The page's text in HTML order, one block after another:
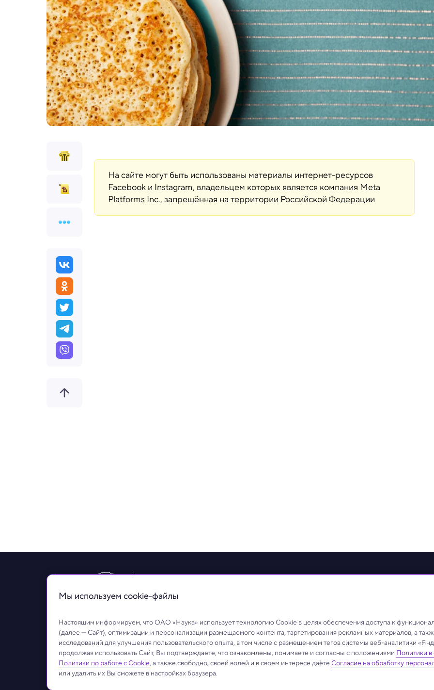
На сайте могут быть использованы материалы интернет-ресурсов
Facebook и Instagram, владельцем которых является компания Meta
Platforms Inc., запрещённая на территории Российской Федерации
© ОАО «Наука». Все права на любые материалы, опубликованные на сайте, защищены в соответствии с российским и международным
Обработка персональных данныхРабота с cookie-файламиЗащита персональных данных
Мы используем сookie-файлы
Настоящим информируем, что ОАО «Наука» использует технологию Cookie в целях обеспечения доступа к
(далее — Сайт), оптимизации и персонализации размещаемого контента, таргетирования рекламных материалов, а
исследований для улучшения пользовательского опыта, в том числе с размещением тегов системы веб-аналитики
продолжая использовать Сайт, Вы подтверждаете, что ознакомлены, понимаете и согласны с положениями Политики
Политики по работе с Cookie, а также свободно, своей волей и в своем интересе даёте Согласие на обработку
или удалить их Вы сможете в настройках браузера.